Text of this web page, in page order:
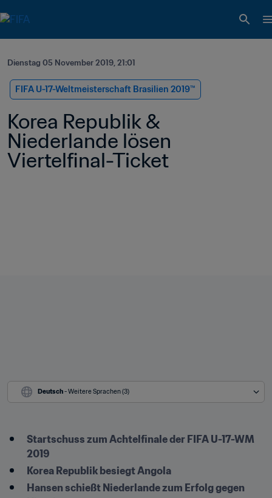
Dienstag 05 November 2019, 21:01
FIFA U-17-Weltmeisterschaft Brasilien 2019™
Korea Republik &
Niederlande lösen
Viertelfinal-Ticket
Deutsch - Weitere Sprachen (3)
Startschuss zum Achtelfinale der FIFA U-17-WM
2019
Korea Republik besiegt Angola
Hansen schießt Niederlande zum Erfolg gegen